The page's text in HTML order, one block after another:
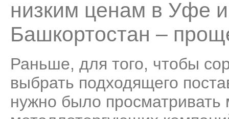
низким ценам в Уфе
Башкортостан –
Раньше, для того, чтобы
выбрать подходящего
нужно было